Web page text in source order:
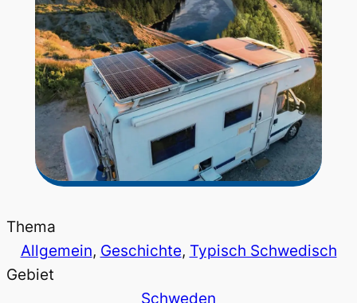
Thema
Allgemein, Geschichte, Typisch Schwedisch
Gebiet
Schweden